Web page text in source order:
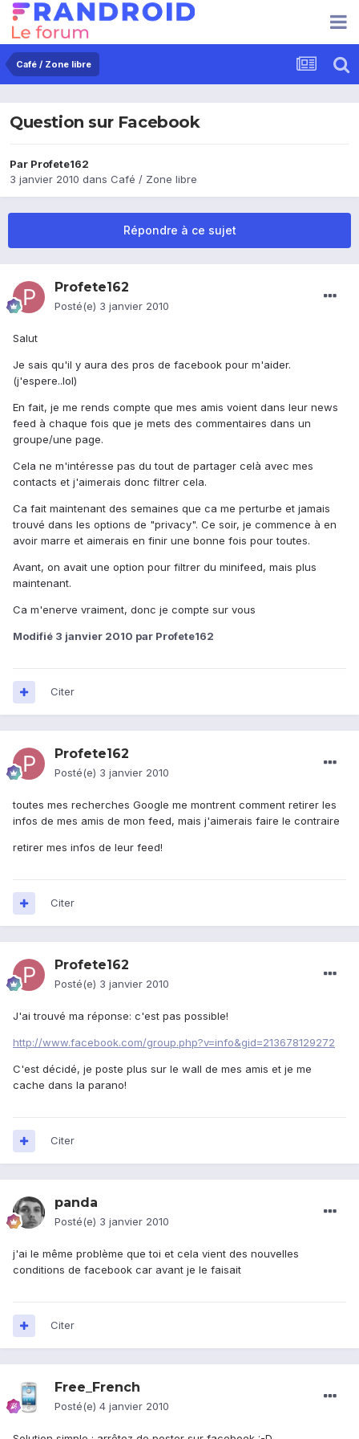
Café / Zone libre
Question sur Facebook
Par Profete162
3 janvier 2010 dans Café / Zone libre
Répondre à ce sujet
Profete162
Posté(e) 3 janvier 2010
Salut
Je sais qu'il y aura des pros de facebook pour m'aider.
(j'espere..lol)
En fait, je me rends compte que mes amis voient dans leur news
feed à chaque fois que je mets des commentaires dans un
groupe/une page.
Cela ne m'intéresse pas du tout de partager celà avec mes
contacts et j'aimerais donc filtrer cela.
Ca fait maintenant des semaines que ca me perturbe et jamais
trouvé dans les options de "privacy". Ce soir, je commence à en
avoir marre et aimerais en finir une bonne fois pour toutes.
Avant, on avait une option pour filtrer du minifeed, mais plus
maintenant.
Ca m'enerve vraiment, donc je compte sur vous
Modifié 3 janvier 2010 par Profete162
Citer
Profete162
Posté(e) 3 janvier 2010
toutes mes recherches Google me montrent comment retirer les
infos de mes amis de mon feed, mais j'aimerais faire le contraire
retirer mes infos de leur feed!
Citer
Profete162
Posté(e) 3 janvier 2010
J'ai trouvé ma réponse: c'est pas possible!
http://www.facebook.com/group.php?v=info&gid=213678129272
C'est décidé, je poste plus sur le wall de mes amis et je me
cache dans la parano!
Citer
panda
Posté(e) 3 janvier 2010
j'ai le même problème que toi et cela vient des nouvelles
conditions de facebook car avant je le faisait
Citer
Free_French
Posté(e) 4 janvier 2010